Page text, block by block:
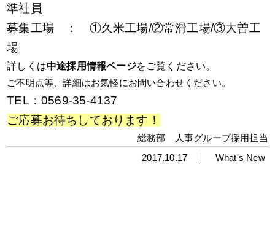
準社員
募集工場 ： ①久米工場/②常滑工場/③大曽工
場
詳しくは中途採用情報ページをご覧ください。
ご不明点等、詳細はお気軽にお問い合わせください。
TEL：0569-35-4137
ご応募お待ちしております！
総務部 人事グループ採用担当
2017.10.17 ｜ What's New